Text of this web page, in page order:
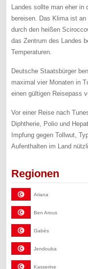
Landes sollte man eher in
bereisen. Das Klima ist
durch den heißen
das Zentrum des Landes
Temperaturen.
Deutsche Staatsbürger
maximal vier Monaten in
einen gültigen Reisepass
Vor einer Reise nach
Diphtherie, Polio und
Impfung gegen Tollwut,
Aufenthalten im Land
Regionen
Ariana
Ben Arous
Gabès
Jendouba
Kasserine